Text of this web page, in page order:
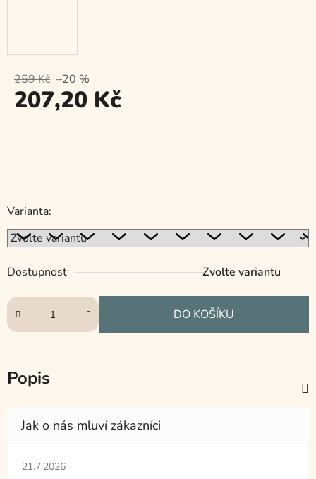
259 Kč –20 %
207,20 Kč
Varianta:
Dostupnost Zvolte variantu
DO KOŠÍKU
Popis
Hodnocení obchodu je 5 z 5 hvězdiček.
21.7.2026